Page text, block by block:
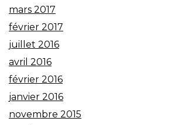
mars 2017
février 2017
juillet 2016
avril 2016
février 2016
janvier 2016
novembre 2015